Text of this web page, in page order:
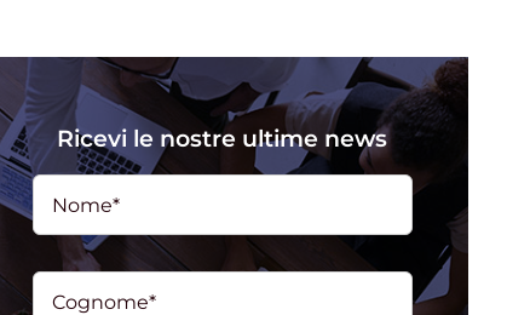
Ricevi le nostre ultime news